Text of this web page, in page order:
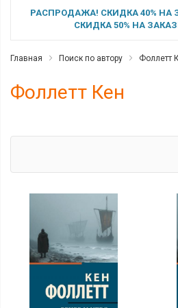
РАСПРОДАЖА! СКИДКА 40% НА
СКИДКА 50% НА
Главная Поиск по автору Фоллетт
Фоллетт Кен